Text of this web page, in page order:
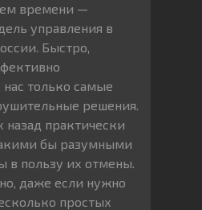
времени —
управления в
Быстро,
только самые
решения.
практически
бы разумными
в пользу их отмены.
даже если нужно
простых